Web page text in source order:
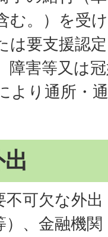
む。）を受
は要支援認
障害等又は
より通所・
不可欠な外
）、金融機